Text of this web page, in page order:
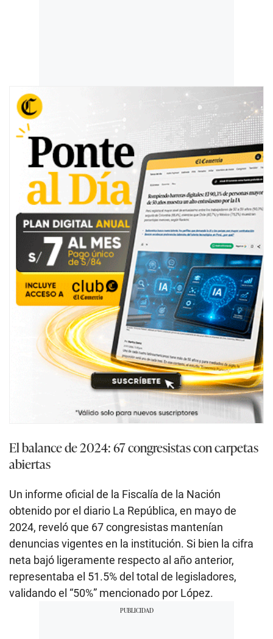
El balance de 2024: 67 congresistas con carpetas
abiertas
Un informe oficial de la Fiscalía de la Nación
obtenido por el diario La República, en mayo de
2024, reveló que 67 congresistas mantenían
denuncias vigentes en la institución. Si bien la cifra
neta bajó ligeramente respecto al año anterior,
representaba el 51.5% del total de legisladores,
validando el “50%” mencionado por López.